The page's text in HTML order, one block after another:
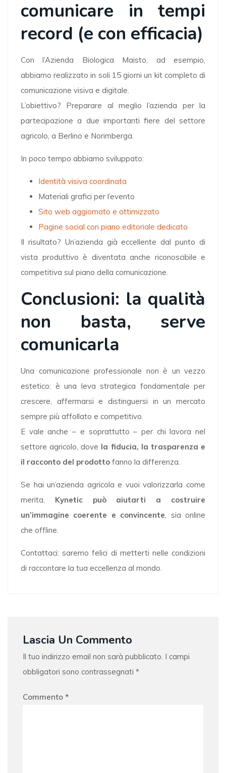
comunicare in tempi
record (e con efficacia)
Con l’Azienda Biologica Maisto, ad esempio,
abbiamo realizzato in soli 15 giorni un kit completo di
comunicazione visiva e digitale.
L’obiettivo? Preparare al meglio l’azienda per la
partecipazione a due importanti fiere del settore
agricolo, a Berlino e Norimberga.
In poco tempo abbiamo sviluppato:
Identità visiva coordinata
Materiali grafici per l’evento
Sito web aggiornato e ottimizzato
Pagine social con piano editoriale dedicato
Il risultato? Un’azienda già eccellente dal punto di
vista produttivo è diventata anche riconoscibile e
competitiva sul piano della comunicazione.
Conclusioni: la qualità
non basta, serve
comunicarla
Una comunicazione professionale non è un vezzo
estetico: è una leva strategica fondamentale per
crescere, affermarsi e distinguersi in un mercato
sempre più affollato e competitivo.
E vale anche – e soprattutto – per chi lavora nel
settore agricolo, dove la fiducia, la trasparenza e
il racconto del prodotto fanno la differenza.
Se hai un’azienda agricola e vuoi valorizzarla come
merita, Kynetic può aiutarti a costruire
un’immagine coerente e convincente, sia online
che offline.
Contattaci: saremo felici di metterti nelle condizioni
di raccontare la tua eccellenza al mondo.
Lascia Un Commento
Il tuo indirizzo email non sarà pubblicato. I campi
obbligatori sono contrassegnati *
Commento *